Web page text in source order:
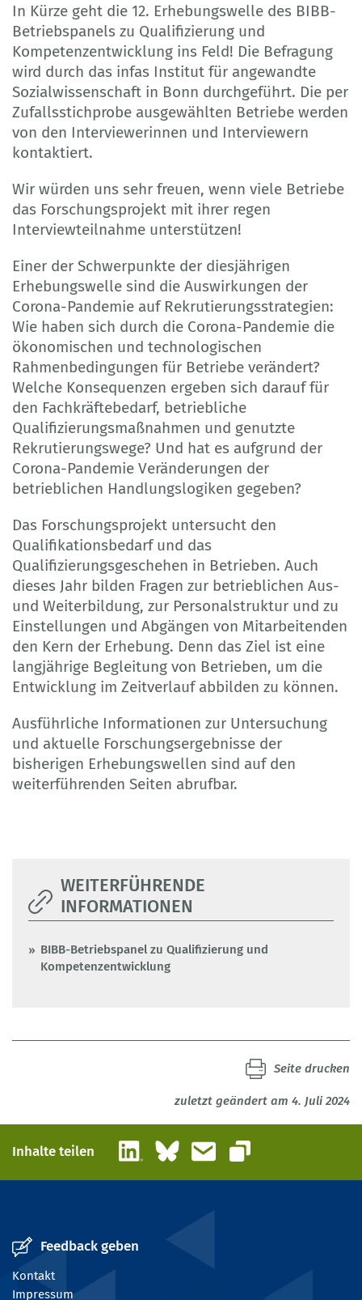
In Kürze geht die 12. Erhebungswelle des BIBB-
Betriebspanels zu Qualifizierung und
Kompetenzentwicklung ins Feld! Die Befragung
wird durch das infas Institut für angewandte
Sozialwissenschaft in Bonn durchgeführt. Die per
Zufallsstichprobe ausgewählten Betriebe werden
von den Interviewerinnen und Interviewern
kontaktiert.
Wir würden uns sehr freuen, wenn viele Betriebe
das Forschungsprojekt mit ihrer regen
Interviewteilnahme unterstützen!
Einer der Schwerpunkte der diesjährigen
Erhebungswelle sind die Auswirkungen der
Corona-Pandemie auf Rekrutierungsstrategien:
Wie haben sich durch die Corona-Pandemie die
ökonomischen und technologischen
Rahmenbedingungen für Betriebe verändert?
Welche Konsequenzen ergeben sich darauf für
den Fachkräftebedarf, betriebliche
Qualifizierungsmaßnahmen und genutzte
Rekrutierungswege? Und hat es aufgrund der
Corona-Pandemie Veränderungen der
betrieblichen Handlungslogiken gegeben?
Das Forschungsprojekt untersucht den
Qualifikationsbedarf und das
Qualifizierungsgeschehen in Betrieben. Auch
dieses Jahr bilden Fragen zur betrieblichen Aus-
und Weiterbildung, zur Personalstruktur und zu
Einstellungen und Abgängen von Mitarbeitenden
den Kern der Erhebung. Denn das Ziel ist eine
langjährige Begleitung von Betrieben, um die
Entwicklung im Zeitverlauf abbilden zu können.
Ausführliche Informationen zur Untersuchung
und aktuelle Forschungsergebnisse der
bisherigen Erhebungswellen sind auf den
weiterführenden Seiten abrufbar.
WEITERFÜHRENDE
INFORMATIONEN
BIBB-Betriebspanel zu Qualifizierung und
Kompetenzentwicklung
zuletzt geändert am 4. Juli 2024
Seite drucken
Inhalte teilen LinkedInBlueskyE-Mail
Link kopieren
Feedback geben
Kontakt
Impressum